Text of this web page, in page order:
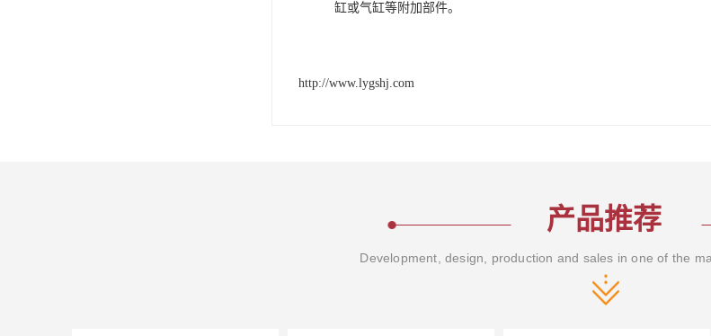
缸或气缸等附加部件。
http://www.lygshj.com
产品推荐
Development, design, production and sales in one of the